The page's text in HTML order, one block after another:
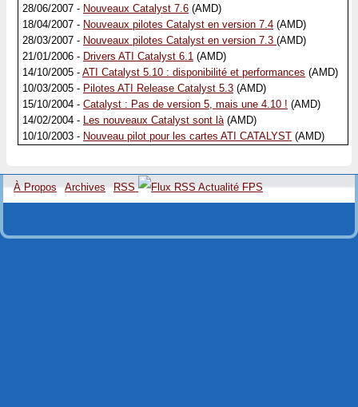
28/06/2007 - Nouveaux Catalyst 7.6 (AMD)
18/04/2007 - Nouveaux pilotes Catalyst en version 7.4 (AMD)
28/03/2007 - Nouveaux pilotes Catalyst en version 7.3 (AMD)
21/01/2006 - Drivers ATI Catalyst 6.1 (AMD)
14/10/2005 - ATI Catalyst 5.10 : disponibilité et performances (AMD)
10/03/2005 - Pilotes ATI Release Catalyst 5.3 (AMD)
15/10/2004 - Catalyst : Pas de version 5, mais une 4.10 ! (AMD)
14/02/2004 - Les nouveaux Catalyst sont là(AMD)
10/10/2003 - Nouveau pilot pour les cartes ATI CATALYST (AMD)
À Propos Archives RSS